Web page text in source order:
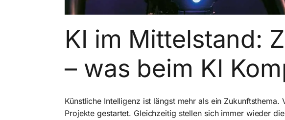
KI im Mittelstand:
– was beim KI
Künstliche Intelligenz ist längst mehr als ein
Projekte gestartet. Gleichzeitig stellen sich immer wieder